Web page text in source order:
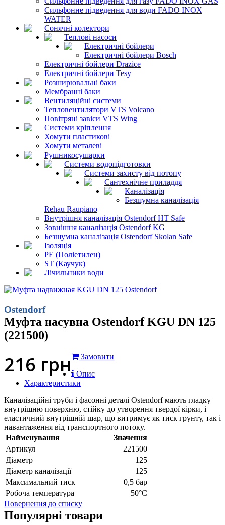
Сильфонне підведення для води FADO INOX
WATER
Сонячні колектори
Теплові насоси
Електричні бойлери
Електричні бойлери Bosch
Електричні бойлери Drazice
Електричні бойлери Tesy
Розширювальні баки
Мембранні баки
Вентиляційні системи
Тепловентилятори VTS Volcano
Повітряні завіси VTS Wing
Системи кріплення
Хомути пластикові
Хомути металеві
Рушникосушарки
Системи водопідготовки
Системи захисту від потопу
Сантехнічне приладдя
Каналізація
Безшумна каналізація
Rehau Raupiano
Внутрішня каналізація Ostendorf HT Safe
Зовнішня каналізація Ostendorf KG
Безшумна каналізація Ostendorf Skolan Safe
Ізоляція
PE (Поліетилен)
ST (Каучук)
Лічильники води
Ostendorf
Муфта насувна Ostendorf KGU DN 125
(221500)
216 грн
Замовити
Опис
Характеристики
Каналізаційні труби і фасонні деталі Ostendorf мають гладку
внутрішню поверхню, стійку до утворення твердої кірки, і
еластичний внутрішній шар, що витримує як тиск грунту, так і
навантаження від транспортного потоку.
Найменування
Значення
Артикул
221500
Діаметр
125
Діаметр каналізації
125
Максимальний тиск
0,5 бар
Робоча температура
50°С
Повернення до списку
Популярні товари